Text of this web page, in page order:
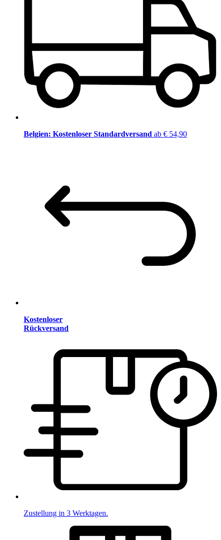
Belgien: Kostenloser Standardversand ab € 54,90
Kostenloser
Rückversand
Zustellung in 3 Werktagen.